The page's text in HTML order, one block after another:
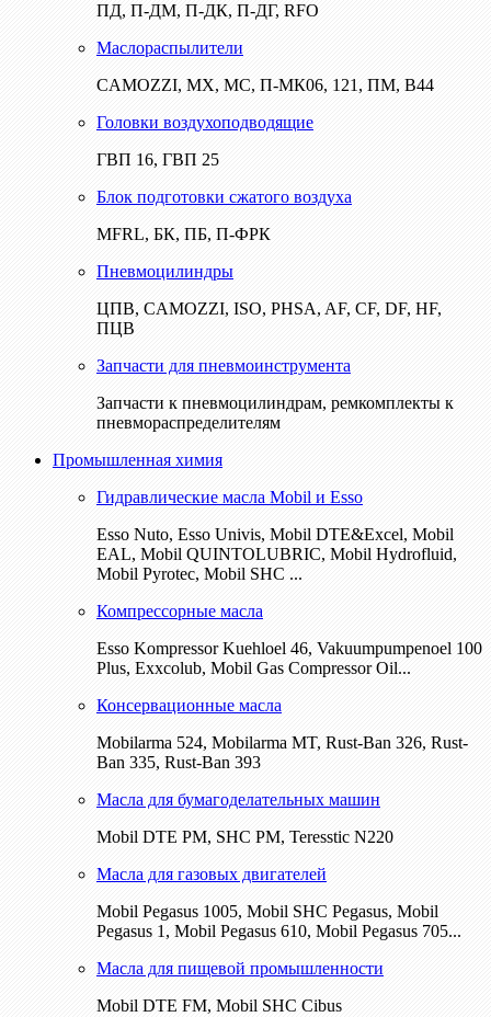
ПД, П-ДМ, П-ДК, П-ДГ, RFO
Маслораспылители
CAMOZZI, МХ, МС, П-МК06, 121, ПМ, В44
Головки воздухоподводящие
ГВП 16, ГВП 25
Блок подготовки сжатого воздуха
MFRL, БК, ПБ, П-ФРК
Пневмоцилиндры
ЦПВ, CAMOZZI, ISO, PHSA, AF, CF, DF, HF,
ПЦВ
Запчасти для пневмоинструмента
Запчасти к пневмоцилиндрам, ремкомплекты к
пневмораспределителям
Промышленная химия
Гидравлические масла Mobil и Esso
Esso Nuto, Esso Univis, Mobil DTE&Excel, Mobil
EAL, Mobil QUINTOLUBRIC, Mobil Hydrofluid,
Mobil Pyrotec, Mobil SHC ...
Компрессорные масла
Esso Kompressor Kuehloel 46, Vakuumpumpenoel 100
Plus, Exxcolub, Mobil Gas Compressor Oil...
Консервационные масла
Mobilarma 524, Mobilarma MT, Rust-Ban 326, Rust-
Ban 335, Rust-Ban 393
Масла для бумагоделательных машин
Mobil DTE РМ, SHC PM, Teresstic N220
Масла для газовых двигателей
Mobil Pegasus 1005, Mobil SHC Pegasus, Mobil
Pegasus 1, Mobil Pegasus 610, Mobil Pegasus 705...
Масла для пищевой промышленности
Mobil DTE FM, Mobil SHC Cibus